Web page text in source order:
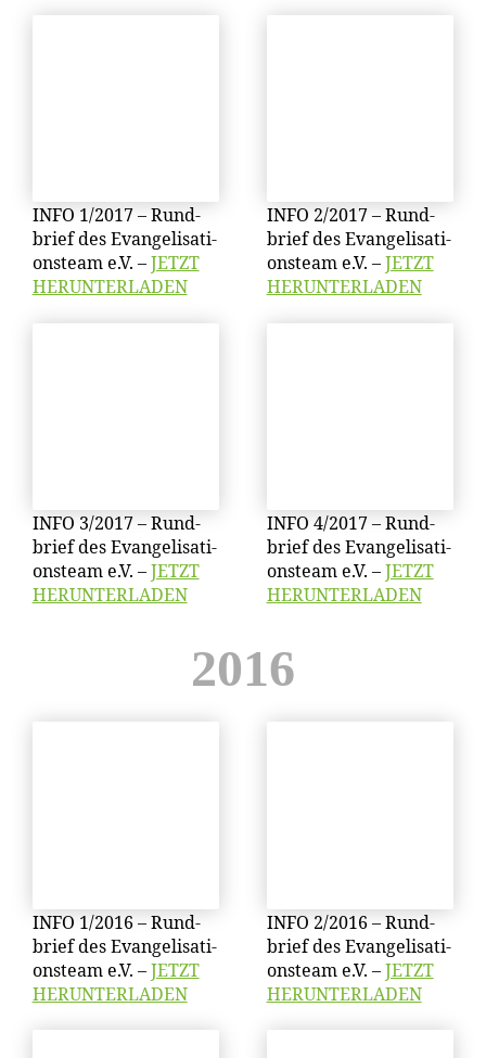
INFO 1/​2017 – Rund­
brief des Evan­ge­li­sa­ti­
ons­team e.V. –JETZT
HERUNTERLADEN
INFO 2/​2017 – Rund­
brief des Evan­ge­li­sa­ti­
ons­team e.V. –JETZT
HERUNTERLADEN
INFO 3/​2017 – Rund­
brief des Evan­ge­li­sa­ti­
ons­team e.V. –JETZT
HERUNTERLADEN
INFO 4/​2017 – Rund­
brief des Evan­ge­li­sa­ti­
ons­team e.V. –JETZT
HERUNTERLADEN
2016
INFO 1/​2016 – Rund­
brief des Evan­ge­li­sa­ti­
ons­team e.V. –JETZT
HERUNTERLADEN
INFO 2/​2016 – Rund­
brief des Evan­ge­li­sa­ti­
ons­team e.V. –JETZT
HERUNTERLADEN